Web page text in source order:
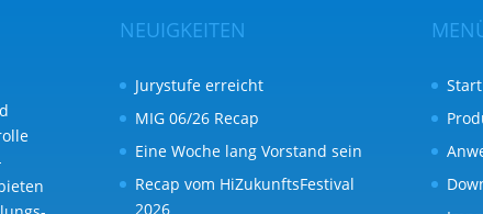
NEUIGKEITEN
Jurystufe erreicht
MIG 06/26 Recap
Eine Woche lang Vorstand sein
Recap vom HiZukunftsFestival
2026
Start